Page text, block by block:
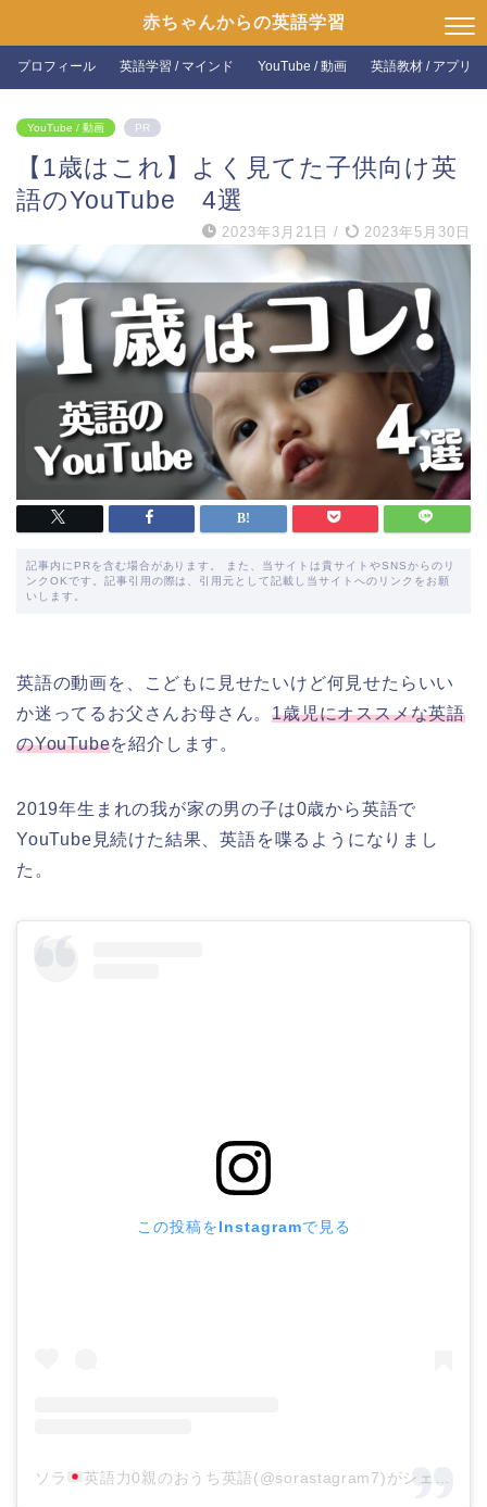
赤ちゃんからの英語学習
プロフィール 英語学習 / マインド YouTube / 動画 英語教材 / アプリ
YouTube / 動画 PR
【1歳はこれ】よく見てた子供向け英
語のYouTube 4選
2023年3月21日 / 2023年5月30日
記事内にPRを含む場合があります。 また、当サイトは貴サイトやSNSからのリ
ンクOKです。記事引用の際は、引用元として記載し当サイトへのリンクをお願
いします。
英語の動画を、こどもに見せたいけど何見せたらいい
か迷ってるお父さんお母さん。1歳児にオススメな英語
のYouTubeを紹介します。
2019年生まれの我が家の男の子は0歳から英語で
YouTube見続けた結果、英語を喋るようになりまし
た。
この投稿をInstagramで見る
ソラ 英語力0親のおうち英語(@sorastagram7)がシェアした投稿